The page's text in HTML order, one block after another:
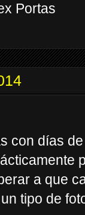
Portas
con días
a que
tipo de